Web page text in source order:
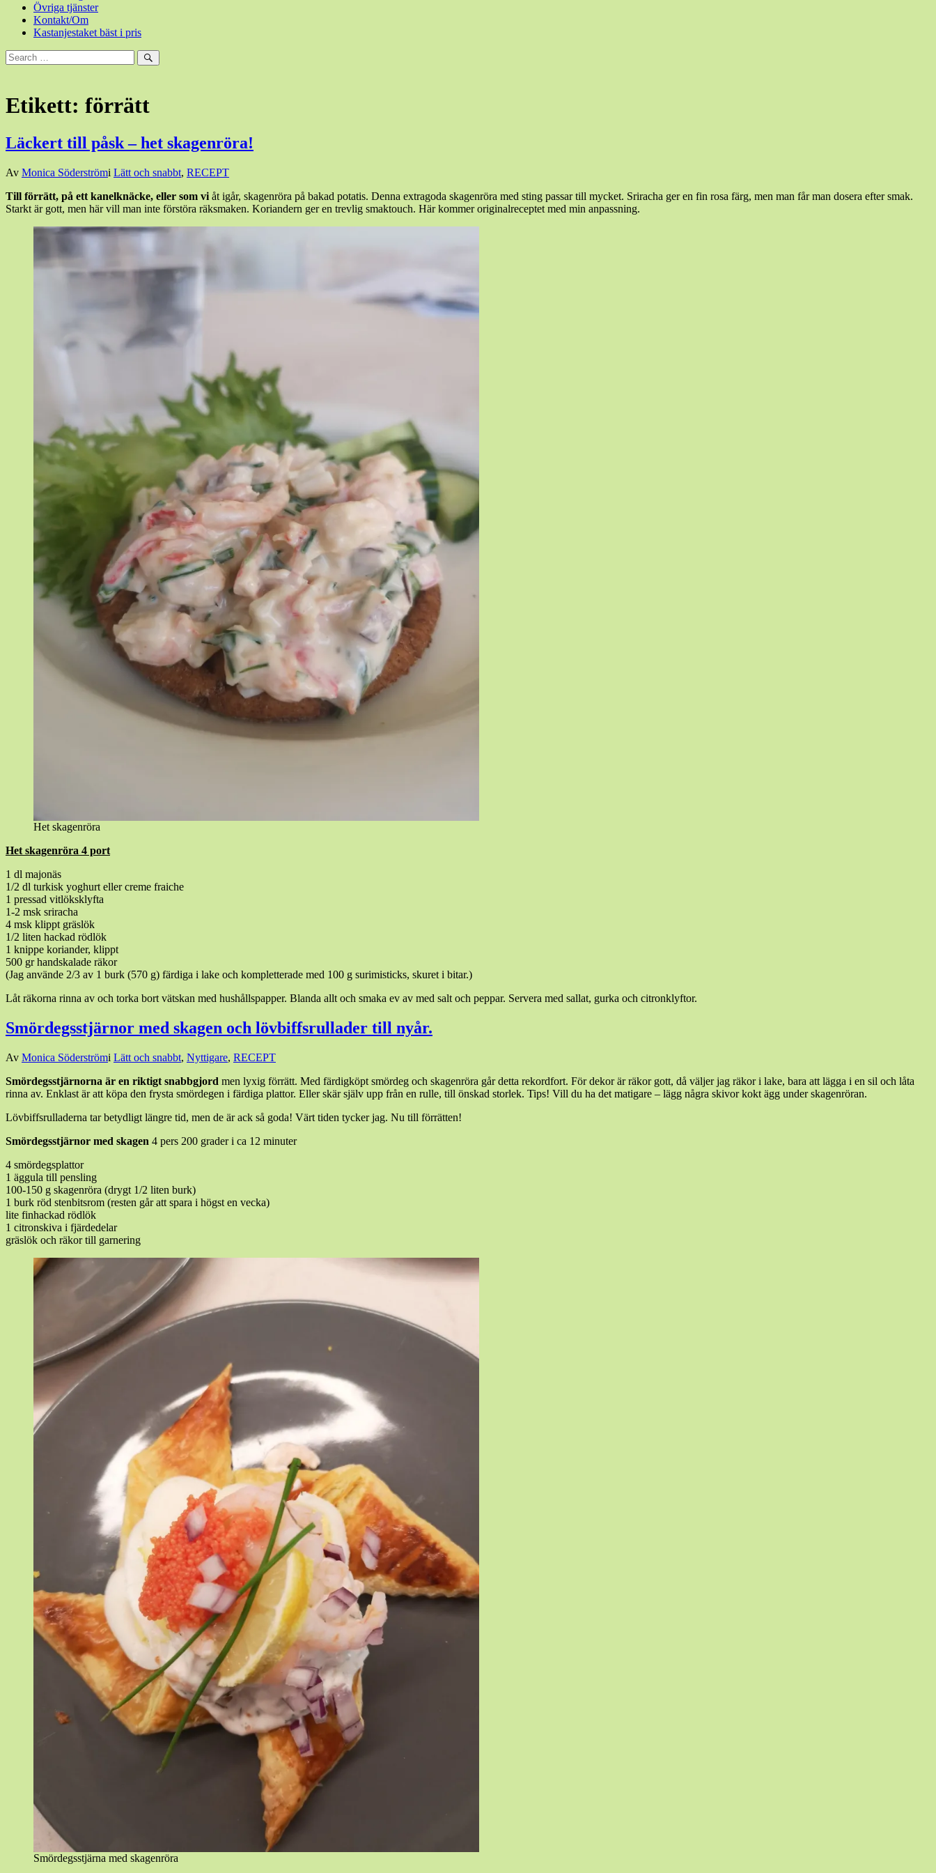
Övriga tjänster
Kontakt/Om
Kastanjestaket bäst i pris
Sök
efter:
Sök
Etikett: förrätt
Läckert till påsk – het skagenröra!
Den
april,
202515
Av Monica Söderströmi Lätt och snabbt, RECEPT
Till förrätt, på ett kanelknäcke, eller som vi åt igår, skagenröra på bakad potatis. Denna extragoda skagenröra med sting passar till mycket. Sriracha ger en fin rosa färg, men man får man dosera efter smak.
Starkt är gott, men här vill man inte förstöra räksmaken. Koriandern ger en trevlig smaktouch. Här kommer originalreceptet med min anpassning.
Het skagenröra
Het skagenröra 4 port
1 dl majonäs
1/2 dl turkisk yoghurt eller creme fraiche
1 pressad vitlöksklyfta
1-2 msk sriracha
4 msk klippt gräslök
1/2 liten hackad rödlök
1 knippe koriander, klippt
500 gr handskalade räkor
(Jag använde 2/3 av 1 burk (570 g) färdiga i lake och kompletterade med 100 g surimisticks, skuret i bitar.)
Låt räkorna rinna av och torka bort vätskan med hushållspapper. Blanda allt och smaka ev av med salt och peppar. Servera med sallat, gurka och citronklyftor.
Smördegsstjärnor med skagen och lövbiffsrullader till nyår.
Den
december,
2023 19
2024
Av Monica Söderströmi Lätt och snabbt, Nyttigare, RECEPT
Smördegsstjärnorna är en riktigt snabbgjord men lyxig förrätt. Med färdigköpt smördeg och skagenröra går detta rekordfort. För dekor är räkor gott, då väljer jag räkor i lake, bara att lägga i en sil och låta
rinna av. Enklast är att köpa den frysta smördegen i färdiga plattor. Eller skär själv upp från en rulle, till önskad storlek. Tips! Vill du ha det matigare – lägg några skivor kokt ägg under skagenröran.
Lövbiffsrulladerna tar betydligt längre tid, men de är ack så goda! Värt tiden tycker jag. Nu till förrätten!
Smördegsstjärnor med skagen 4 pers 200 grader i ca 12 minuter
4 smördegsplattor
1 äggula till pensling
100-150 g skagenröra (drygt 1/2 liten burk)
1 burk röd stenbitsrom (resten går att spara i högst en vecka)
lite finhackad rödlök
1 citronskiva i fjärdedelar
gräslök och räkor till garnering
Smördegsstjärna med skagenröra